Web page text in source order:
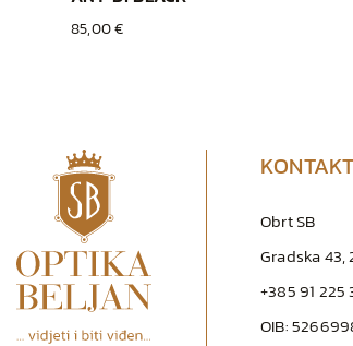
85,00 €
KONTAKT
Obrt SB
Gradska 43,
+385 91 225
OIB: